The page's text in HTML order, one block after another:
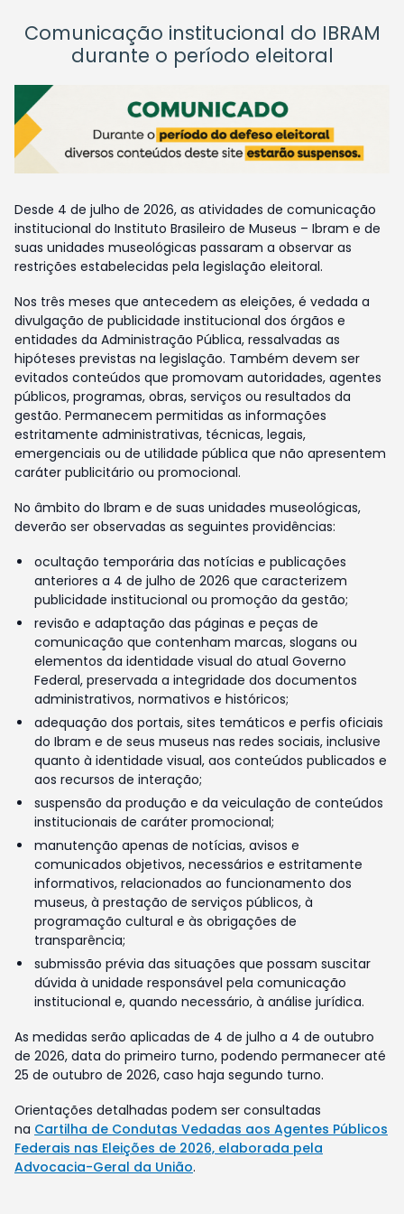
Comunicação institucional do IBRAM
durante o período eleitoral
Desde 4 de julho de 2026, as atividades de comunicação
institucional do Instituto Brasileiro de Museus – Ibram e de
suas unidades museológicas passaram a observar as
restrições estabelecidas pela legislação eleitoral.
Nos três meses que antecedem as eleições, é vedada a
divulgação de publicidade institucional dos órgãos e
entidades da Administração Pública, ressalvadas as
hipóteses previstas na legislação. Também devem ser
evitados conteúdos que promovam autoridades, agentes
públicos, programas, obras, serviços ou resultados da
gestão. Permanecem permitidas as informações
estritamente administrativas, técnicas, legais,
emergenciais ou de utilidade pública que não apresentem
caráter publicitário ou promocional.
No âmbito do Ibram e de suas unidades museológicas,
deverão ser observadas as seguintes providências:
ocultação temporária das notícias e publicações
anteriores a 4 de julho de 2026 que caracterizem
publicidade institucional ou promoção da gestão;
revisão e adaptação das páginas e peças de
comunicação que contenham marcas, slogans ou
elementos da identidade visual do atual Governo
Federal, preservada a integridade dos documentos
administrativos, normativos e históricos;
adequação dos portais, sites temáticos e perfis oficiais
do Ibram e de seus museus nas redes sociais, inclusive
quanto à identidade visual, aos conteúdos publicados e
aos recursos de interação;
suspensão da produção e da veiculação de conteúdos
institucionais de caráter promocional;
manutenção apenas de notícias, avisos e
comunicados objetivos, necessários e estritamente
informativos, relacionados ao funcionamento dos
museus, à prestação de serviços públicos, à
programação cultural e às obrigações de
transparência;
submissão prévia das situações que possam suscitar
dúvida à unidade responsável pela comunicação
institucional e, quando necessário, à análise jurídica.
As medidas serão aplicadas de 4 de julho a 4 de outubro
de 2026, data do primeiro turno, podendo permanecer até
25 de outubro de 2026, caso haja segundo turno.
Orientações detalhadas podem ser consultadas
na Cartilha de Condutas Vedadas aos Agentes Públicos
Federais nas Eleições de 2026, elaborada pela
Advocacia-Geral da União.